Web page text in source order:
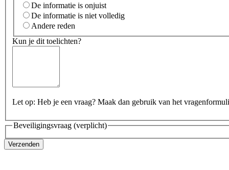
De informatie is onjuist
De informatie is niet volledig
Andere reden
Kun je dit toelichten?
Let op: Heb je een vraag? Maak dan gebruik van het
Beveiligingsvraag (verplicht)
Verzenden